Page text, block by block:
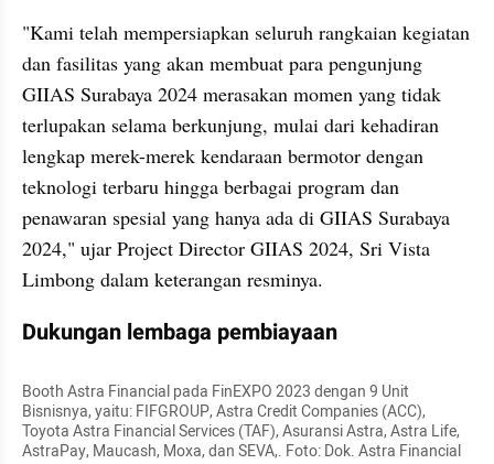
"Kami telah mempersiapkan seluruh rangkaian kegiatan
dan fasilitas yang akan membuat para pengunjung
GIIAS Surabaya 2024 merasakan momen yang tidak
terlupakan selama berkunjung, mulai dari kehadiran
lengkap merek-merek kendaraan bermotor dengan
teknologi terbaru hingga berbagai program dan
penawaran spesial yang hanya ada di GIIAS Surabaya
2024," ujar Project Director GIIAS 2024, Sri Vista
Limbong dalam keterangan resminya.
Dukungan lembaga pembiayaan
Booth Astra Financial pada FinEXPO 2023 dengan 9 Unit
Bisnisnya, yaitu: FIFGROUP, Astra Credit Companies (ACC),
Toyota Astra Financial Services (TAF), Asuransi Astra, Astra Life,
AstraPay, Maucash, Moxa, dan SEVA,. Foto: Dok. Astra Financial